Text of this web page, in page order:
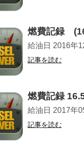
燃費記録
給油日 2016年
記事を読む
燃費記録
給油日 2017年
記事を読む